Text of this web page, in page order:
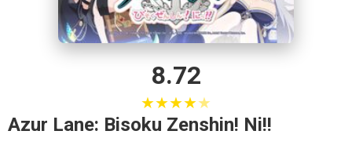
8.72
★★★★★
Azur Lane: Bisoku Zenshin! Ni!!